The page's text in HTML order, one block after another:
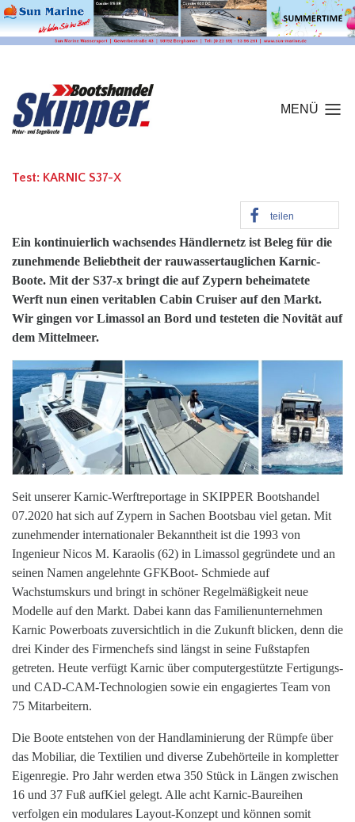
MENÜ
Test: KARNIC S37-X
teilen
Ein kontinuierlich wachsendes Händlernetz ist Beleg für die
zunehmende Beliebtheit der rauwassertauglichen Karnic-
Boote. Mit der S37-x bringt die auf Zypern beheimatete
Werft nun einen veritablen Cabin Cruiser auf den Markt.
Wir gingen vor Limassol an Bord und testeten die Novität auf
dem Mittelmeer.
Seit unserer Karnic-Werftreportage in SKIPPER Bootshandel
07.2020 hat sich auf Zypern in Sachen Bootsbau viel getan. Mit
zunehmender internationaler Bekanntheit ist die 1993 von
Ingenieur Nicos M. Karaolis (62) in Limassol gegründete und an
seinen Namen angelehnte GFKBoot- Schmiede auf
Wachstumskurs und bringt in schöner Regelmäßigkeit neue
Modelle auf den Markt. Dabei kann das Familienunternehmen
Karnic Powerboats zuversichtlich in die Zukunft blicken, denn die
drei Kinder des Firmenchefs sind längst in seine Fußstapfen
getreten. Heute verfügt Karnic über computergestützte Fertigungs-
und CAD-CAM-Technologien sowie ein engagiertes Team von
75 Mitarbeitern.
Die Boote entstehen von der Handlaminierung der Rümpfe über
das Mobiliar, die Textilien und diverse Zubehörteile in kompletter
Eigenregie. Pro Jahr werden etwa 350 Stück in Längen zwischen
16 und 37 Fuß aufKiel gelegt. Alle acht Karnic-Baureihen
verfolgen ein modulares Layout-Konzept und können somit